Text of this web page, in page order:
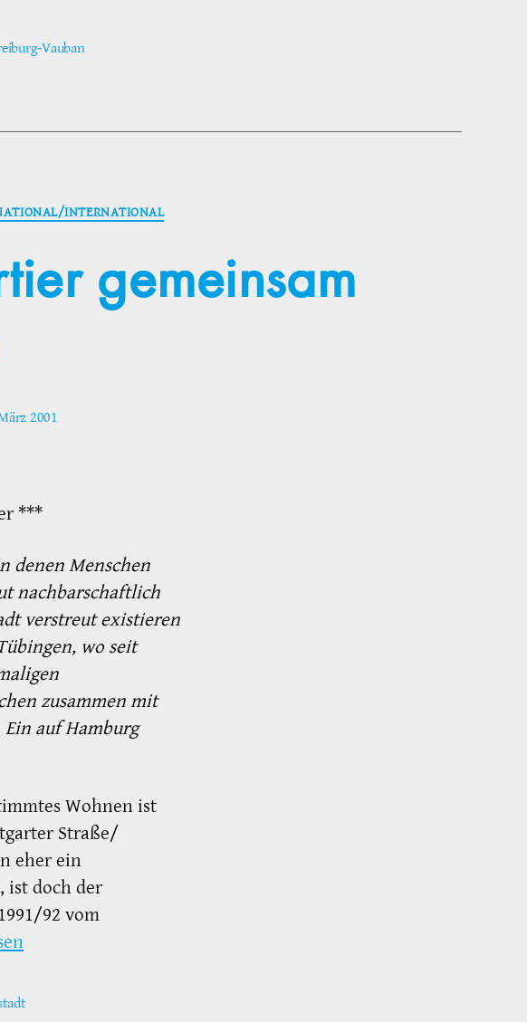
Vauban
INTERNATIONAL
gemeinsam
2001
***
denen Menschen
nachbarschaftlich
verstreut existieren
wo seit
zusammen mit
auf Hamburg
Wohnen ist
Straße/
eher ein
ist doch der
92 vom